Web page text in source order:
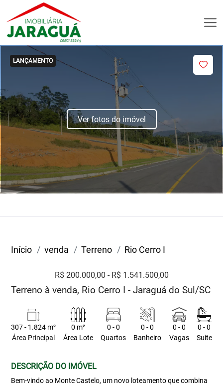
LANÇAMENTO
Ver fotos do imóvel
Início venda Terreno Rio Cerro I
R$ 200.000,00 - R$ 1.541.500,00
Terreno à venda, Rio Cerro I - Jaraguá do Sul/SC
307 - 1.824 m²
Área Principal
0 m²
Área Lote
0 - 0
Quartos
0 - 0
Banheiro
0 - 0
Vagas
0 - 0
Suite
DESCRIÇÃO DO IMÓVEL
Bem-vindo ao Monte Castelo, um novo loteamento que combina